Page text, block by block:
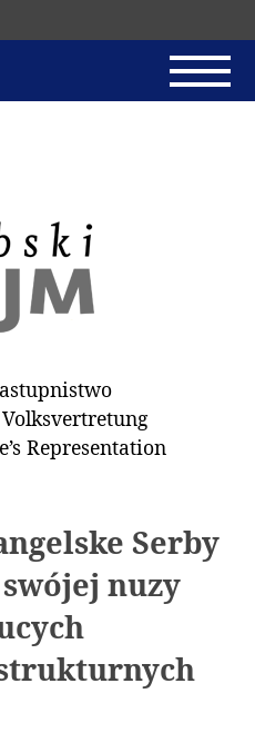
Representation
Serby
nuzy